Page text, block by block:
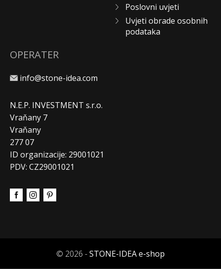
Poslovni uvjeti
Uvjeti obrade osobnih
podataka
OPERATER
info@stone-idea.com
N.E.P. INVESTMENT s.r.o.
Vraňany 7
Vraňany
277 07
ID organizacije: 29001021
PDV: CZ29001021
© 2026 -STONE-IDEA e-shop